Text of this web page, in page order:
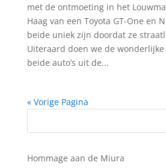
met de ontmoeting in het
Haag van een Toyota GT-One en
beide uniek zijn doordat ze
Uiteraard doen we de
beide auto’s uit de...
« Vorige Pagina
Hommage aan de Miura